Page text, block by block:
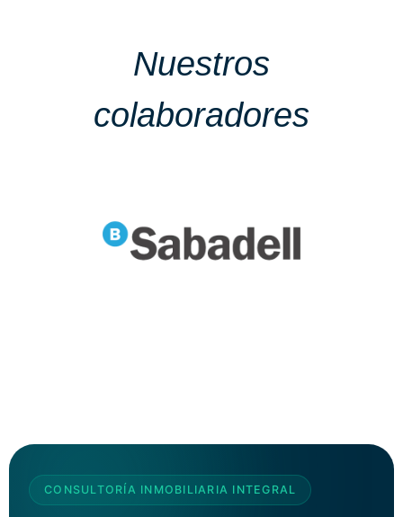
Nuestros
colaboradores
CONSULTORÍA INMOBILIARIA INTEGRAL